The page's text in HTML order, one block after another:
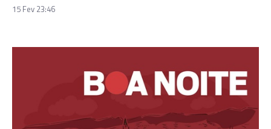
15 Fev 23:46